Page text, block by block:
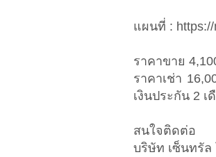
แผนที่ : https://
ราคาขาย
ราคาเช่า
เงินประกัน 2 เ
สนใจติดต่อ
บริษัท เซ็นทรั